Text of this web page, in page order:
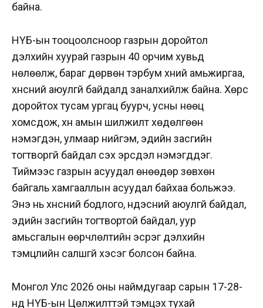
байна.
НҮБ-ын тооцоолсноор газрын доройтол
дэлхийн хуурай газрын 40 орчим хувьд
нөлөөлж, бараг дөрвөн тэрбум хүний амьжиргаа,
хүнсний аюулгүй байдалд заналхийлж байна. Хөрс
доройтох тусам ургац буурч, усны нөөц
хомсдож, хүн амын шилжилт хөдөлгөөн
нэмэгдэн, улмаар нийгэм, эдийн засгийн
тогтворгүй байдал үүсэх эрсдэл нэмэгддэг.
Тиймээс газрын асуудал өнөөдөр зөвхөн
байгаль хамгааллын асуудал байхаа больжээ.
Энэ нь хүнсний бодлого, үндэсний аюулгүй байдал,
эдийн засгийн тогтвортой байдал, уур
амьсгалын өөрчлөлтийн эсрэг дэлхийн
тэмцлийн салшгүй хэсэг болсон байна.
Монгол Улс 2026 оны наймдугаар сарын 17-28-
нд НҮБ-ын Цөлжилттэй тэмцэх тухай